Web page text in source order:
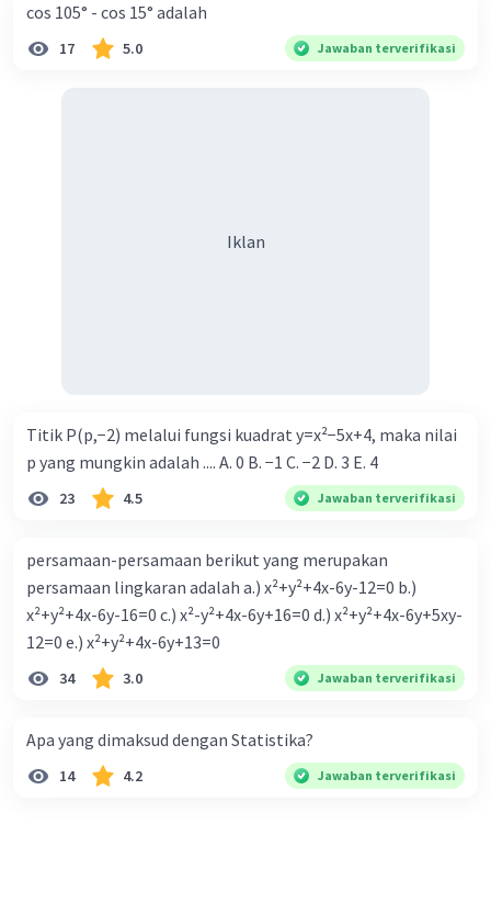
cos 105° - cos 15° adalah
17 5.0 Jawaban terverifikasi
Iklan
Titik P(p,−2) melalui fungsi kuadrat y=x²−5x+4, maka nilai
p yang mungkin adalah .... A. 0 B. −1 C. −2 D. 3 E. 4
23 4.5 Jawaban terverifikasi
persamaan-persamaan berikut yang merupakan
persamaan lingkaran adalah a.) x²+y²+4x-6y-12=0 b.)
x²+y²+4x-6y-16=0 c.) x²-y²+4x-6y+16=0 d.) x²+y²+4x-6y+5xy-
12=0 e.) x²+y²+4x-6y+13=0
34 3.0 Jawaban terverifikasi
Apa yang dimaksud dengan Statistika?
14 4.2 Jawaban terverifikasi